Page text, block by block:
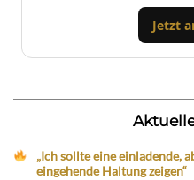
Jetzt
„Ich sollte eine einladende,
eingehende Haltung zeigen“